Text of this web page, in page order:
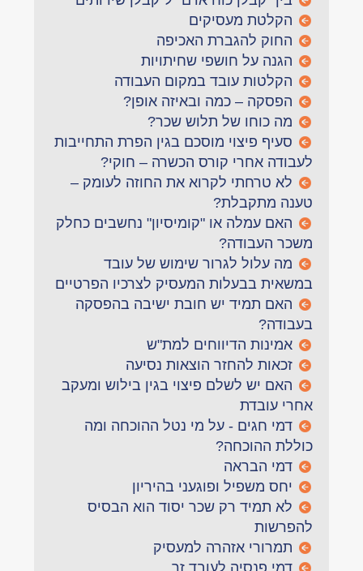
הקלטת מעסיקים
החוק להגברת האכיפה
הגנה על חושפי שחיתויות
הקלטות עובד במקום העבודה
הפסקה – כמה ובאיזה אופן?
מה כוחו של תלוש שכר?
סעיף פיצוי מוסכם בגין הפרת התחייבות
לעבודה אחרי קורס הכשרה – חוקי?
לא טרחתי לקרוא את החוזה לעומק –
טענה מתקבלת?
האם עמלה או "קומיסיון" נחשבים כחלק
משכר העבודה?
מה עלול לגרור שימוש של עובד
במשאית בבעלות המעסיק לצרכיו הפרטיים
האם תמיד יש חובת ישיבה בהפסקה
בעבודה?
אמינות הדיווחים למת"ש
זכאות להחזר הוצאות נסיעה
האם יש לשלם פיצוי בגין בילוש ומעקב
אחרי עובדת
דמי חגים - על מי נטל ההוכחה ומה
כוללת ההוכחה?
דמי הבראה
יחס משפיל ופוגעני בהיריון
לא תמיד רק שכר יסוד הוא הבסיס
להפרשות
תמרורי אזהרה למעסיק